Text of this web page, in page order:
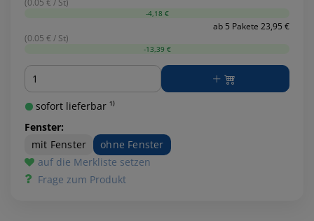
(0.05 € / St)
-4,18 €
ab 5 Pakete 23,95 €
(0.05 € / St)
-13,39 €
Menge
sofort lieferbar ¹⁾
Fenster:
mit Fenster
ohne Fenster
auf die Merkliste setzen
Frage zum Produkt